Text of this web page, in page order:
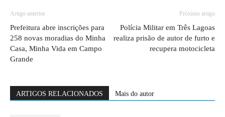
Artigo anterior
Prefeitura abre inscrições para
258 novas moradias do Minha
Casa, Minha Vida em Campo
Grande
Próximo artigo
Polícia Militar em Três Lagoas
realiza prisão de autor de furto e
recupera motocicleta
ARTIGOS RELACIONADOS Mais do autor